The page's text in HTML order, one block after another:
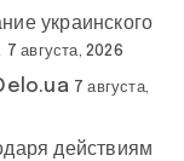
украинского
7 августа, 2026
7 августа,
действиям